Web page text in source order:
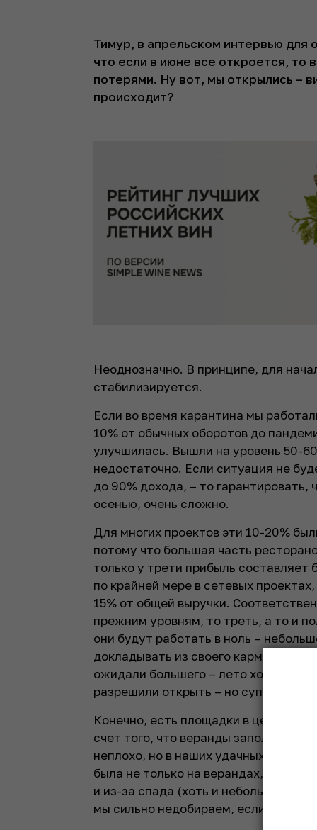
Тимур, в апрельском интервью для
что если в июне все откроется, то
потерями. Ну вот, мы открылись –
происходит?
Неоднозначно. В принципе, для
стабилизируется.
Если во время карантина мы
10% от обычных оборотов до
улучшилась. Вышли на уровень 50-
недостаточно. Если ситуация не
до 90% дохода, – то
осенью, очень сложно.
Для многих проектов эти 10-20%
потому что большая часть
только у трети прибыль
по крайней мере в сетевых
15% от общей выручки.
прежним уровням, то треть, а то и
они будут работать в ноль –
докладывать из своего кармана на
ожидали большего – лето хорошее,
разрешили открыть – но супербум
Конечно, есть площадки в центре, в
счет того, что веранды заполнены,
неплохо, но в наших удачных
была не только на верандах, но и
и из-за спада (хоть и небольшого,
мы сильно недобираем, если